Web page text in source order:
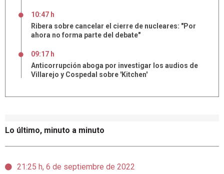
Lo último, minuto a minuto
21:25 h, 6 de septiembre de 2022
10:47 h
Ribera sobre cancelar el cierre de nucleares: "Por
ahora no forma parte del debate"
09:17 h
Anticorrupción aboga por investigar los audios de
Villarejo y Cospedal sobre 'Kitchen'